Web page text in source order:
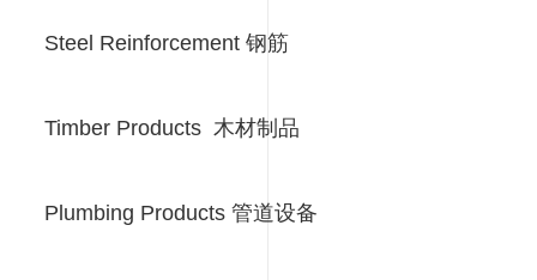
Steel Reinforcement 钢筋
Timber Products 木材制品
Plumbing Products 管道设备